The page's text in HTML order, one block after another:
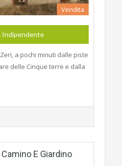
Vendita
Indipendente
a pochi minuti dalle piste
delle Cinque terre e dalla
E Giardino